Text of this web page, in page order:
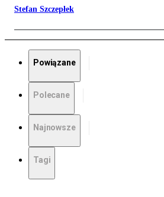
Stefan Szczepłek
Powiązane
Polecane
Najnowsze
Tagi